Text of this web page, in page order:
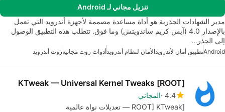
تنزيل مجاني لـ Android
مدير الشهادات الجذرية هو أداة مساعدة مصممة لأجهزة أندرويد التي تعمل
بالإصدار 4.0 (آيس كريم ساندويتش) وما فوق. تتطلب هذه التطبيق الوصول
إلى الجذر…
Androidتطبيق أمان لأندرويدالأمان لنظام أندرويدأدوات روت مجانيةروت أندرويد
[ROOT] KTweak — Universal Kernel Tweaks
4.4 المجاني
[ROOT] KTweak — تعديلات نواة عالمية